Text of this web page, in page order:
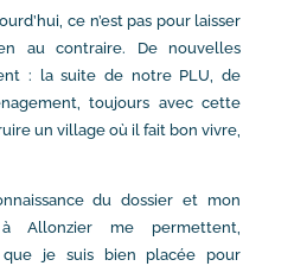
ce n’est pas pour laisser
au contraire. De nouvelles
: la suite de notre PLU, de
toujours avec cette
un village où il fait bon vivre,
du dossier et mon
Allonzier me permettent,
que je suis bien placée pour